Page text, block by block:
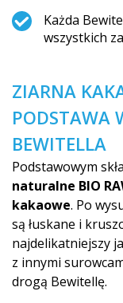
Każda
wszystkich
ZIARNA
PODSTAWA
BEWITELLA
Podstawowym
naturalne BIO
kakaowe. Po
są łuskane i
najdelikatniejszy
z innymi
drogą Bewitellę.